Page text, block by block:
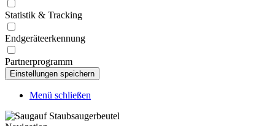
Statistik & Tracking
Endgeräteerkennung
Partnerprogramm
Menü schließen